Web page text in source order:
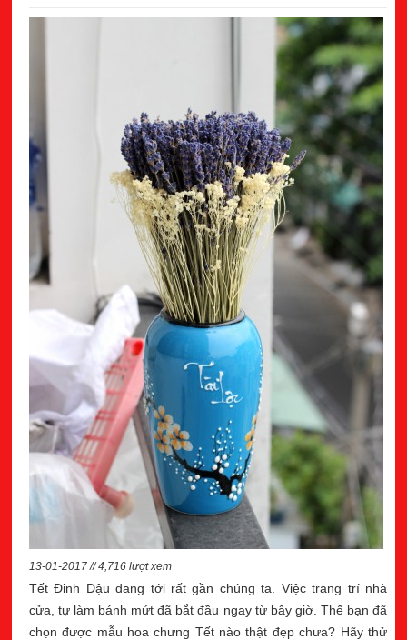
13-01-2017 // 4,716 lượt xem
Tết Đinh Dậu đang tới rất gần chúng ta. Việc trang trí nhà
cửa, tự làm bánh mứt đã bắt đầu ngay từ bây giờ. Thế bạn đã
chọn được mẫu hoa chưng Tết nào thật đẹp chưa? Hãy thử